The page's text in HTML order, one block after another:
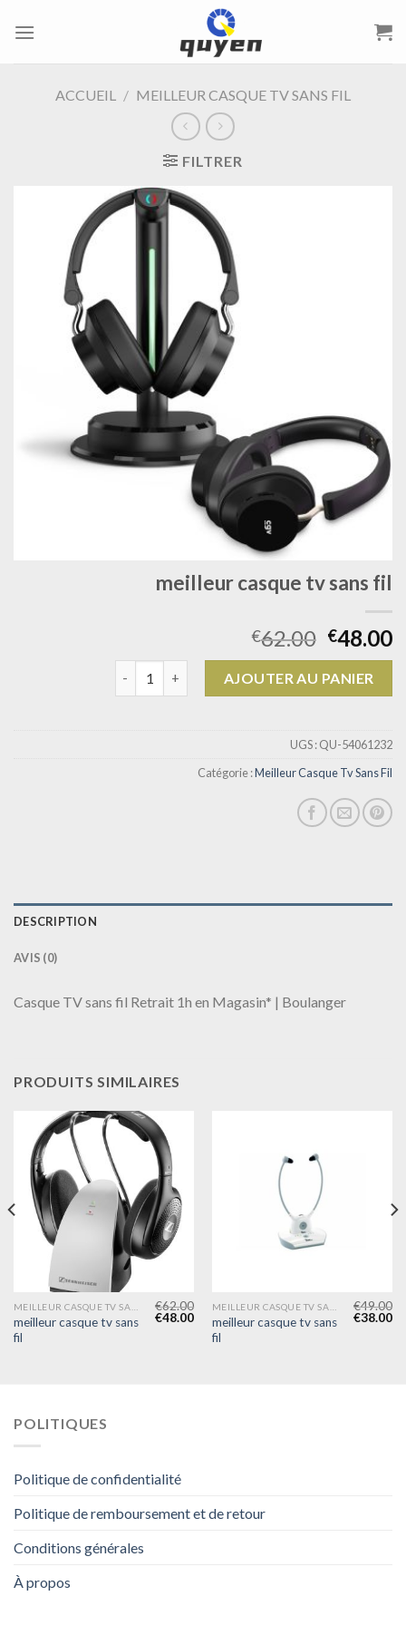
ACCUEIL / MEILLEUR CASQUE TV SANS FIL
FILTRER
meilleur casque tv sans fil
€62.00 €48.00
AJOUTER AU PANIER
UGS :QU-54061232
Catégorie :Meilleur Casque Tv Sans Fil
DESCRIPTION
AVIS (0)
Casque TV sans fil Retrait 1h en Magasin* | Boulanger
PRODUITS SIMILAIRES
meilleur casque tv sans
fil
€62.00
€48.00
meilleur casque tv sans
fil
€49.00
€38.00
POLITIQUES
Politique de confidentialité
Politique de remboursement et de retour
Conditions générales
À propos